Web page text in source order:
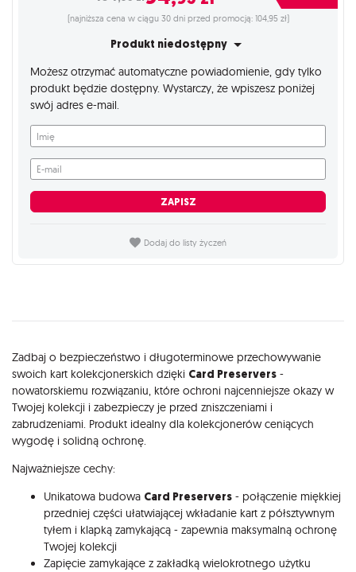
(najniższa cena w ciągu 30 dni przed promocją: 104,95 zł)
Produkt niedostępny
Możesz otrzymać automatyczne powiadomienie, gdy tylko
produkt będzie dostępny. Wystarczy, że wpiszesz poniżej
swój adres e-mail.
Imię
E-mail
ZAPISZ
Dodaj do listy życzeń
Opis
Zadbaj o bezpieczeństwo i długoterminowe przechowywanie
swoich kart kolekcjonerskich dzięki Card Preservers -
nowatorskiemu rozwiązaniu, które ochroni najcenniejsze okazy w
Twojej kolekcji i zabezpieczy je przed zniszczeniami i
zabrudzeniami. Produkt idealny dla kolekcjonerów ceniących
wygodę i solidną ochronę.
Najważniejsze cechy:
Unikatowa budowa Card Preservers - połączenie miękkiej
przedniej części ułatwiającej wkładanie kart z półsztywnym
tyłem i klapką zamykającą - zapewnia maksymalną ochronę
Twojej kolekcji
Zapięcie zamykające z zakładką wielokrotnego użytku